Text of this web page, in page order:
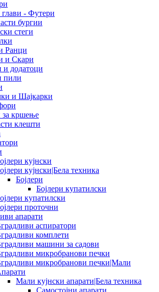
глави - Футери
бургии
стеги
Ранци
и Скари
и додатоци
пили
и Шајкарки
за кршење
клешти
кујнски
кујнски|Бела техника
Бојлери
Бојлери купатилски
купатилски
проточни
апарати
аспиратори
комплети
машини за садови
микробранови печки
микробранови печки|Мали
Мали кујнски апарати|Бела техника
Самостојни апарати